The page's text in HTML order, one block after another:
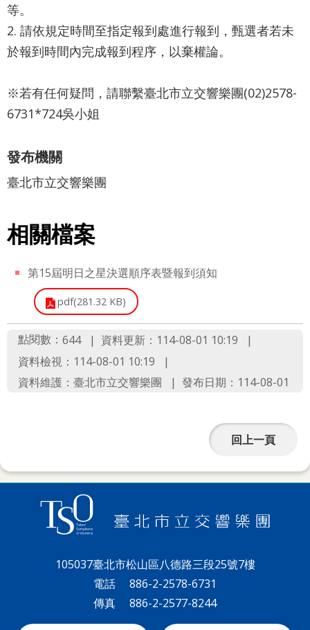
網
站
導
English
情
系
台北通
TaipeiPASS
雙
詞
彙
聯
隱
全
等。
2. 請依規定時間至指定報到處進行報到，甄選者若未
於報到時間內完成報到程序，以棄權論。
※若有任何疑問，請聯繫臺北市立交響樂團(02)2578-
6731*724吳小姐
發布機關
臺北市立交響樂團
相關檔案
第15屆明日之星決選順序表暨報到須知
pdf(281.32 KB)
點閱數： 644
資料更新：114-08-01 10:19
資料檢視：114-08-01 10:19
資料維護：臺北市立交響樂團
發布日期：114-08-01
回上一頁
105037臺北市松山區八德路三段25號7樓
電話
886-2-2578-6731
傳真
886-2-2577-8244